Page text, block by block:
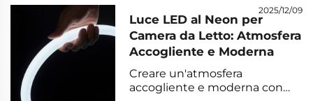
negli Spazi Moderni per Uffici e
Negozi L'illuminazione LED
lineare è ormai praticamente
standard nella maggior parte
degli spazi commerciali perché
ha un aspetto gradevole e
funziona bene. Con ...
2025/12/09
Luce LED al Neon per
Camera da Letto: Atmosfera
Accogliente e Moderna
Creare un'atmosfera
accogliente e moderna con